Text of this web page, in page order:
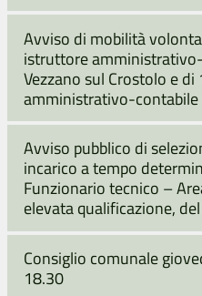
Avviso di mobilità
istruttore
Vezzano sul Crostolo e
amministrativo-contabile
Avviso pubblico di
incarico a tempo
Funzionario tecnico –
elevata qualificazione,
Consiglio comunale
18.30